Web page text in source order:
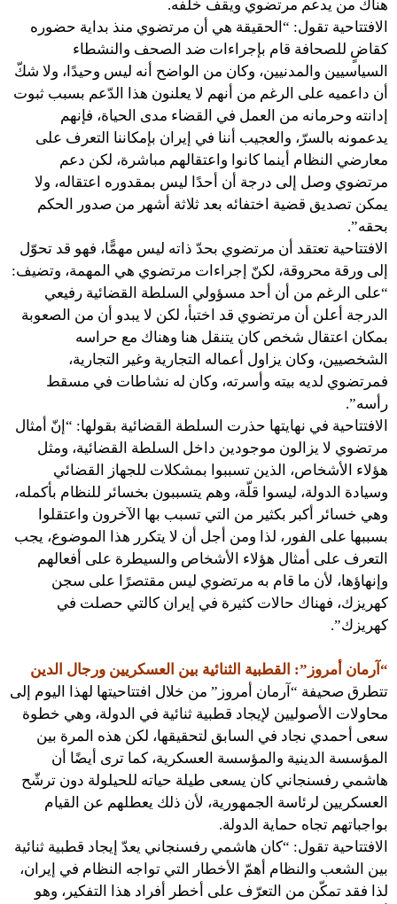
هناك من يدعم مرتضوي ويقف خلفه.
الافتتاحية تقول: “الحقيقة هي أن مرتضوي منذ بداية حضوره
كقاضٍ للصحافة قام بإجراءات ضد الصحف والنشطاء
السياسيين والمدنيين، وكان من الواضح أنه ليس وحيدًا، ولا شكّ
أن داعميه على الرغم من أنهم لا يعلنون هذا الدّعم بسبب ثبوت
إدانته وحرمانه من العمل في القضاء مدى الحياة، فإنهم
يدعمونه بالسرّ، والعجيب أننا في إيران بإمكاننا التعرف على
معارضي النظام أينما كانوا واعتقالهم مباشرة، لكن دعم
مرتضوي وصل إلى درجة أن أحدًا ليس بمقدوره اعتقاله، ولا
يمكن تصديق قضية اختفائه بعد ثلاثة أشهر من صدور الحكم
بحقه”.
الافتتاحية تعتقد أن مرتضوي بحدّ ذاته ليس مهمًّا، فهو قد تحوّل
إلى ورقة محروقة، لكنّ إجراءات مرتضوي هي المهمة، وتضيف:
“على الرغم من أن أحد مسؤولي السلطة القضائية رفيعي
الدرجة أعلن أن مرتضوي قد اختبأ، لكن لا يبدو أن من الصعوبة
بمكان اعتقال شخص كان يتنقل هنا وهناك مع حراسه
الشخصيين، وكان يزاول أعماله التجارية وغير التجارية،
فمرتضوي لديه بيته وأسرته، وكان له نشاطات في مسقط
رأسه”.
الافتتاحية في نهايتها حذرت السلطة القضائية بقولها: “إنّ أمثال
مرتضوي لا يزالون موجودين داخل السلطة القضائية، ومثل
هؤلاء الأشخاص، الذين تسببوا بمشكلات للجهاز القضائي
وسيادة الدولة، ليسوا قلّة، وهم يتسببون بخسائر للنظام بأكمله،
وهي خسائر أكبر بكثير من التي تسبب بها الآخرون واعتقلوا
بسببها على الفور، لذا ومن أجل أن لا يتكرر هذا الموضوع، يجب
التعرف على أمثال هؤلاء الأشخاص والسيطرة على أفعالهم
وإنهاؤها، لأن ما قام به مرتضوي ليس مقتصرًا على سجن
كهريزك، فهناك حالات كثيرة في إيران كالتي حصلت في
كهريزك”.
“آرمان أمروز”: القطبية الثنائية بين العسكريين ورجال الدين
تتطرق صحيفة “آرمان أمروز” من خلال افتتاحيتها لهذا اليوم إلى
محاولات الأصوليين لإيجاد قطبية ثنائية في الدولة، وهي خطوة
سعى أحمدي نجاد في السابق لتحقيقها، لكن هذه المرة بين
المؤسسة الدينية والمؤسسة العسكرية، كما ترى أيضًا أن
هاشمي رفسنجاني كان يسعى طيلة حياته للحيلولة دون ترشّح
العسكريين لرئاسة الجمهورية، لأن ذلك يعطلهم عن القيام
بواجباتهم تجاه حماية الدولة.
الافتتاحية تقول: “كان هاشمي رفسنجاني يعدّ إيجاد قطبية ثنائية
بين الشعب والنظام أهمّ الأخطار التي تواجه النظام في إيران،
لذا فقد تمكّن من التعرّف على أخطر أفراد هذا التفكير، وهو